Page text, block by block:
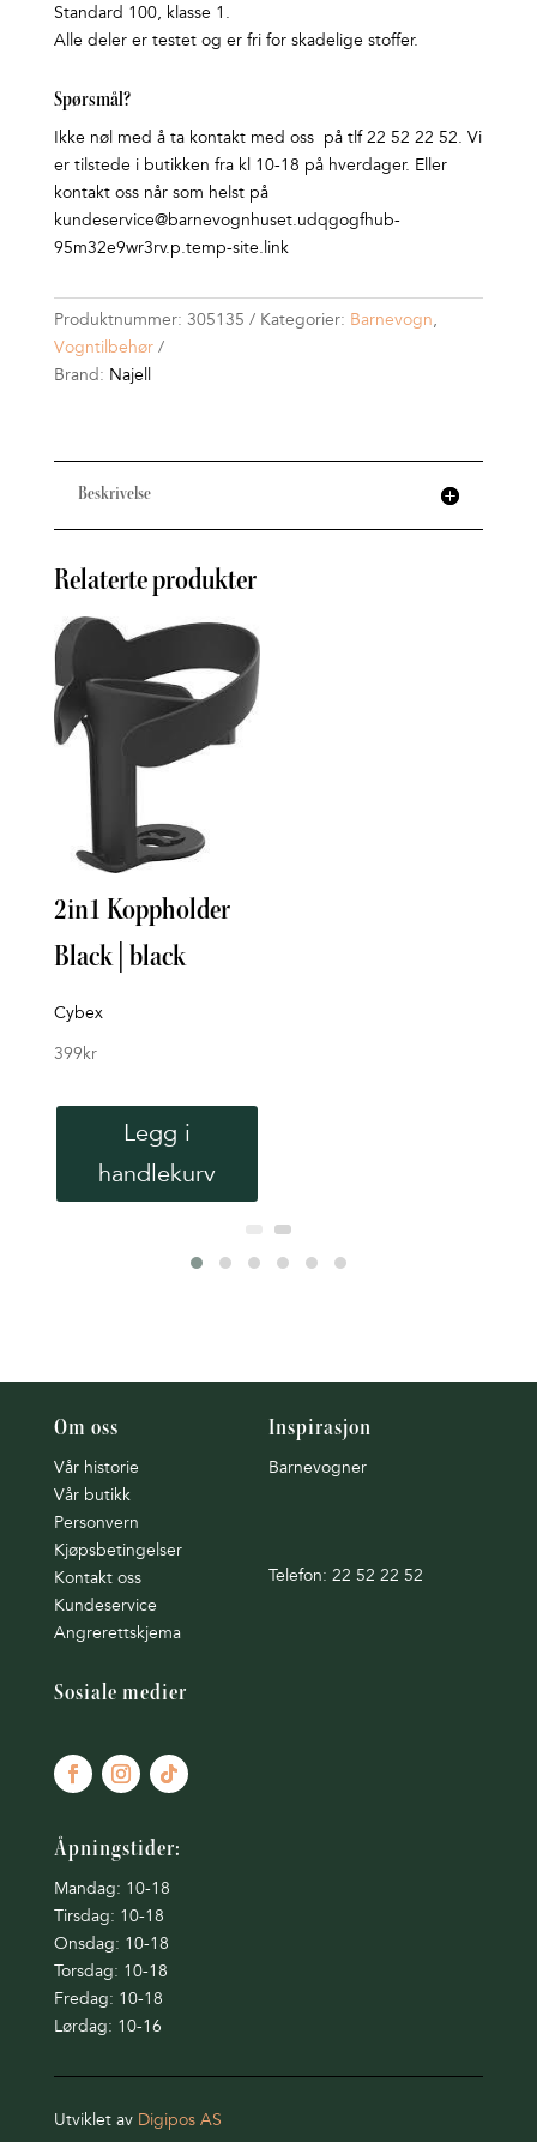
Standard 100, klasse 1.
Alle deler er testet og er fri for skadelige stoffer.
Spørsmål?
Ikke nøl med å ta kontakt med oss på tlf 22 52 22 52. Vi
er tilstede i butikken fra kl 10-18 på hverdager. Eller
kontakt oss når som helst på
kundeservice@barnevognhuset.udqgogfhub-
95m32e9wr3rv.p.temp-site.link
Produktnummer: 305135 Kategorier: Barnevogn,
Vogntilbehør
Brand: Najell
Beskrivelse
Relaterte produkter
2in1 Koppholder
Black | black
Cybex
399kr
Legg i
handlekurv
Om oss
Vår historie
Vår butikk
Personvern
Kjøpsbetingelser
Kontakt oss
Kundeservice
Angrerettskjema
Inspirasjon
Barnevogner
Telefon: 22 52 22 52
Sosiale medier
Åpningstider:
Mandag: 10-18
Tirsdag: 10-18
Onsdag: 10-18
Torsdag: 10-18
Fredag: 10-18
Lørdag: 10-16
Utviklet av Digipos AS